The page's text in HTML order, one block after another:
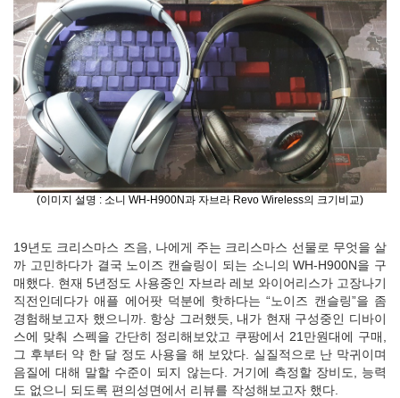
(이미지 설명 : 소니 WH-H900N과 자브라 Revo Wireless의 크기비교)
19년도 크리스마스 즈음, 나에게 주는 크리스마스 선물로 무엇을 살
까 고민하다가 결국 노이즈 캔슬링이 되는 소니의 WH-H900N을 구
매했다. 현재 5년정도 사용중인 자브라 레보 와이어리스가 고장나기
직전인데다가 애플 에어팟 덕분에 핫하다는 “노이즈 캔슬링”을 좀
경험해보고자 했으니까. 항상 그러했듯, 내가 현재 구성중인 디바이
스에 맞춰 스펙을 간단히 정리해보았고 쿠팡에서 21만원대에 구매,
그 후부터 약 한 달 정도 사용을 해 보았다. 실질적으로 난 막귀이며
음질에 대해 말할 수준이 되지 않는다. 거기에 측정할 장비도, 능력
도 없으니 되도록 편의성면에서 리뷰를 작성해보고자 했다.